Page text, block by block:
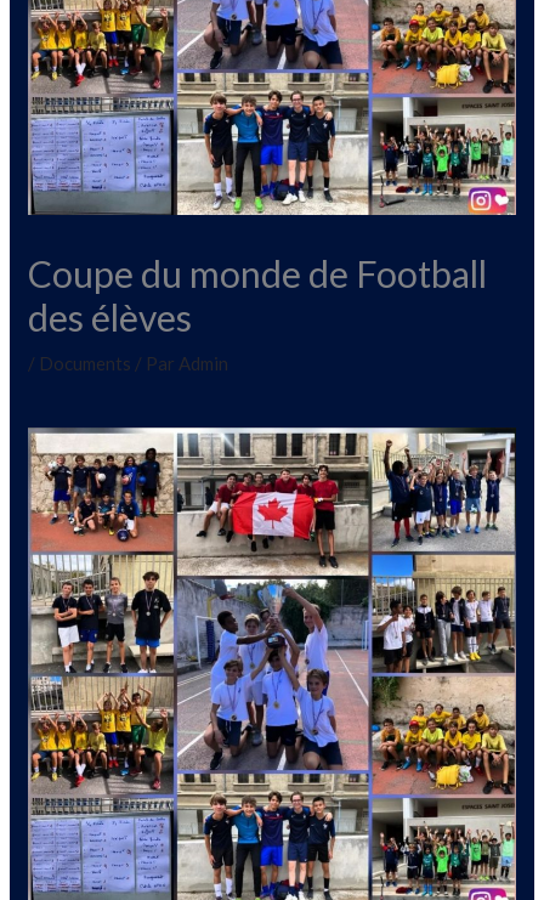
Coupe du monde de Football
des élèves
/ Documents / Par Admin